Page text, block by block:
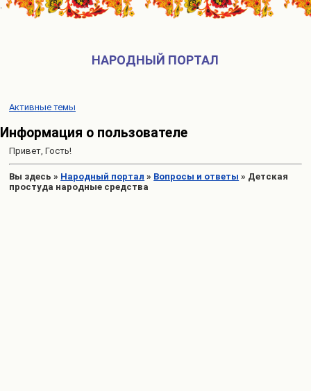
НАРОДНЫЙ ПОРТАЛ
Активные темы
Информация о пользователе
Привет, Гость!
Вы здесь » Народный портал » Вопросы и ответы » Детская
простуда народные средства